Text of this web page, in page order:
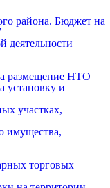
района. Бюджет на
деятельности
размещение НТО
установку и
участках,
имущества,
торговых